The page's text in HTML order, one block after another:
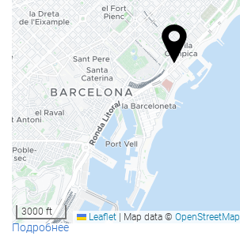
Круглосуточная стойка регистрации
Камера хранения багажа
Бассейн
Бассейн
Бизнес-услуги
Бизнес-Центр
Интернет
3000 ft Leaflet Map data © OpenStreetMap
Síguenos en Instagram
Подробнее